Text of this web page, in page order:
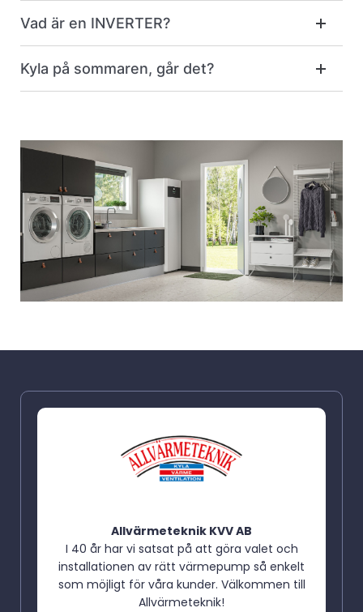
Vad är en INVERTER?
Kyla på sommaren, går det?
Allvärmeteknik KVV AB
I 40 år har vi satsat på att göra valet och
installationen av rätt värmepump så enkelt
som möjligt för våra kunder. Välkommen till
Allvärmeteknik!